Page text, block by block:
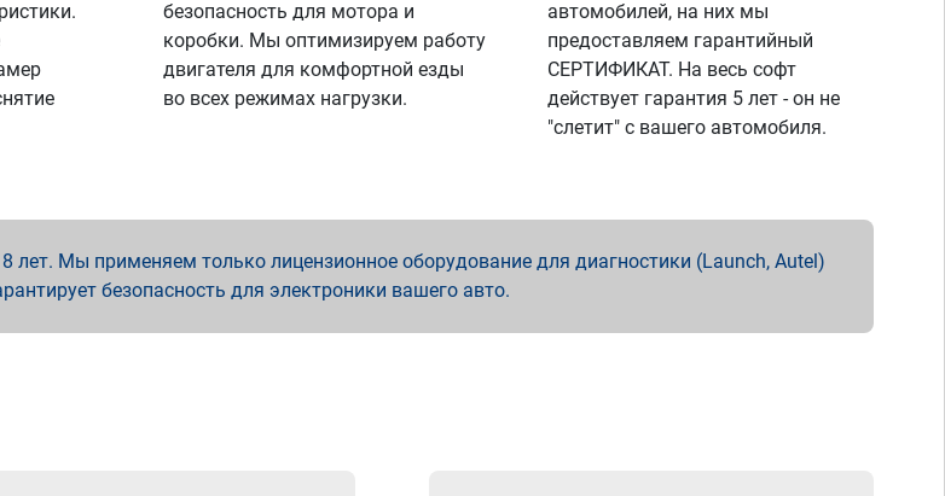
безопасность для мотора и
коробки. Мы оптимизируем работу
двигателя для комфортной езды
во всех режимах нагрузки.
автомобилей, на них мы
предоставляем гарантийный
СЕРТИФИКАТ. На весь софт
действует гарантия 5 лет - он не
"слетит" с вашего автомобиля.
Мы применяем только лицензионное оборудование для диагностики (Launch, Autel)
безопасность для электроники вашего авто.